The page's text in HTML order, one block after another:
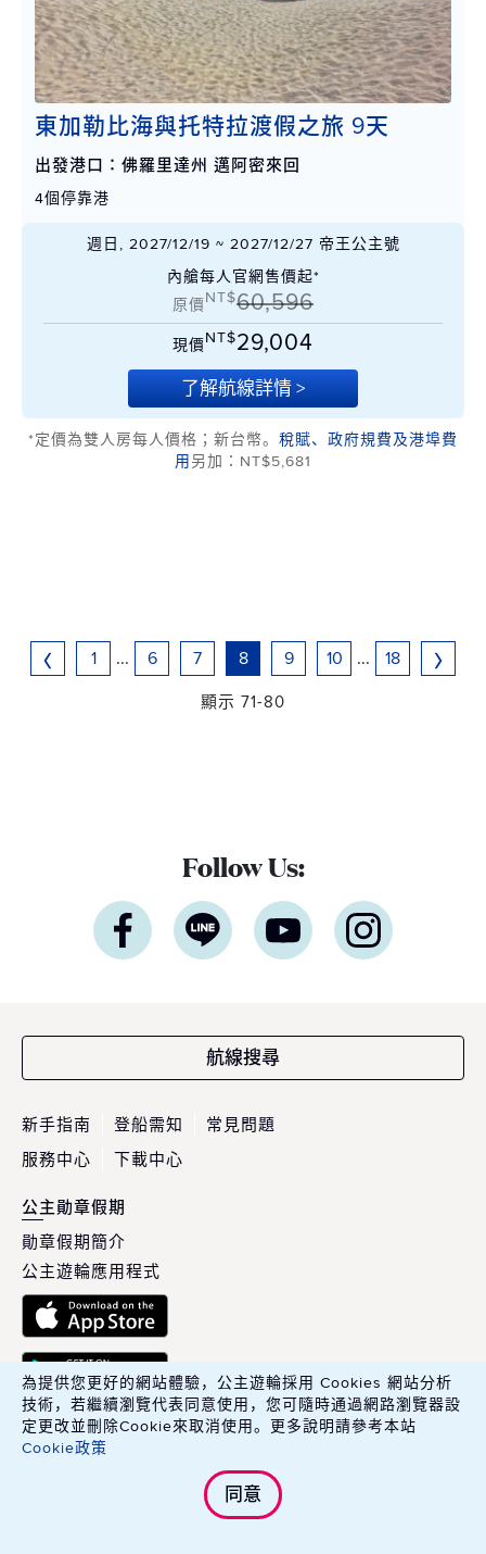
東加勒比海與托特拉渡假之旅 9天
出發港口：佛羅里達州 邁阿密來回
4個停靠港
週日, 2027/12/19 ~ 2027/12/27 帝王公主號
內艙每人官網售價起*
原價NT$60,596
現價NT$29,004
了解航線詳情 >
*定價為雙人房每人價格；新台幣。 稅賦、政府規費及港埠費
用 另加：NT$5,681
1 ... 6 7 8 9 10 ... 18
顯示 71-80
Follow Us:
航線搜尋
新手指南 登船需知
常見問題
服務中心
下載中心
公主勛章假期
勛章假期簡介
公主遊輪應用程式
英商康年華旅行社股份有限公司臺灣分公司 Carnival PLC, Taiwan
Branch.
綜合旅行業交觀綜字 215100 號．旅行業品保協會會員編號 北 2783 號
為提供您更好的網站體驗，公主遊輪採用 Cookies 網站分析
技術，若繼續瀏覽代表同意使用，您可隨時通過網路瀏覽器設
定更改並刪除Cookie來取消使用。更多說明請參考本站
Cookie政策
同意